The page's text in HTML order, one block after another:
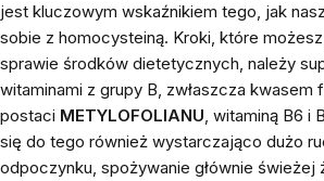
jest kluczowym wskaźnikiem tego, jak
sobie z homocysteiną. Kroki, które
sprawie środków dietetycznych, należy
witaminami z grupy B, zwłaszcza kwasem
postaci METYLOFOLIANU, witaminą B6 i
się do tego również wystarczająco dużo
odpoczynku, spożywanie głównie świeżej